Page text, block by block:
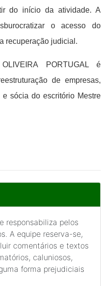
do início da atividade. A
o acesso do
recuperação judicial.
PORTUGAL é
de empresas,
sócia do escritório Mestre
responsabiliza pelos
A equipe reserva-se,
comentários e textos
caluniosos,
forma prejudiciais